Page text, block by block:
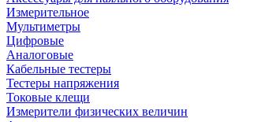
Измерительное
Мультиметры
Цифровые
Аналоговые
Кабельные тестеры
Тестеры напряжения
Токовые клещи
Измерители физических величин